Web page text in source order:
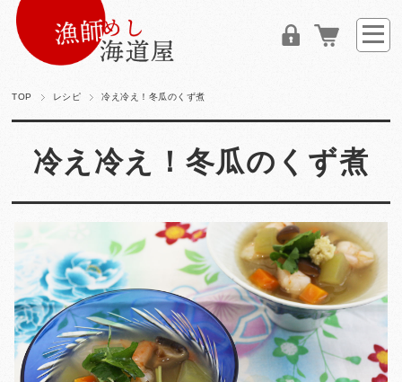
TOP レシピ 冷え冷え！冬瓜のくず煮
冷え冷え！冬瓜のくず煮